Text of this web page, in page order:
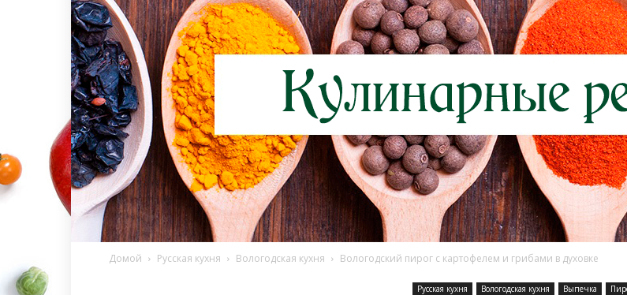
Домой Русская кухня Вологодская кухня Вологодский пирог с картофелем и грибами в духовке
Русская кухня Вологодская кухня Выпечка